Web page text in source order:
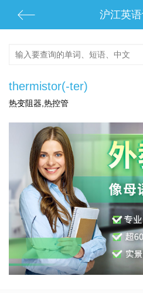
沪江英
thermistor(-ter)
热变阻器,热控管